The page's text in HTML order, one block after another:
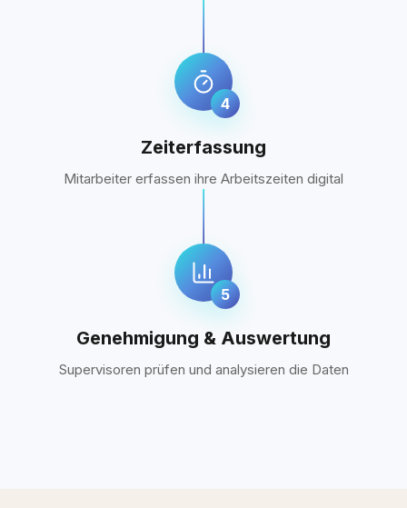
4
Zeiterfassung
Mitarbeiter erfassen ihre Arbeitszeiten digital
5
Genehmigung & Auswertung
Supervisoren prüfen und analysieren die Daten